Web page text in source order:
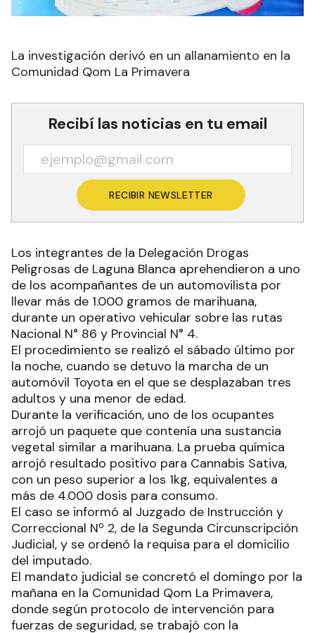
La investigación derivó en un allanamiento en la
Comunidad Qom La Primavera
Recibí las noticias en tu email
RECIBIR NEWSLETTER
Los integrantes de la Delegación Drogas
Peligrosas de Laguna Blanca aprehendieron a uno
de los acompañantes de un automovilista por
llevar más de 1.000 gramos de marihuana,
durante un operativo vehicular sobre las rutas
Nacional N° 86 y Provincial N° 4.
El procedimiento se realizó el sábado último por
la noche, cuando se detuvo la marcha de un
automóvil Toyota en el que se desplazaban tres
adultos y una menor de edad.
Durante la verificación, uno de los ocupantes
arrojó un paquete que contenía una sustancia
vegetal similar a marihuana. La prueba química
arrojó resultado positivo para Cannabis Sativa,
con un peso superior a los 1kg, equivalentes a
más de 4.000 dosis para consumo.
El caso se informó al Juzgado de Instrucción y
Correccional Nº 2, de la Segunda Circunscripción
Judicial, y se ordenó la requisa para el domicilio
del imputado.
El mandato judicial se concretó el domingo por la
mañana en la Comunidad Qom La Primavera,
donde según protocolo de intervención para
fuerzas de seguridad, se trabajó con la